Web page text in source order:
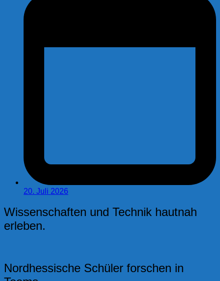
20. Juli 2026
Wissenschaften und Technik hautnah
erleben.
Nordhessische Schüler forschen in